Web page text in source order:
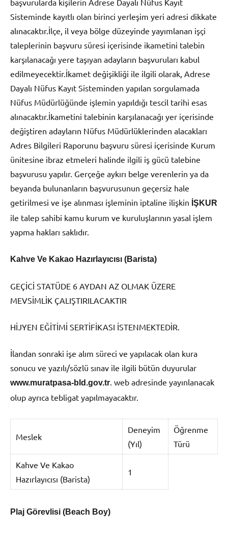
başvurularda kişilerin Adrese Dayalı Nüfus Kayıt
Sisteminde kayıtlı olan birinci yerleşim yeri adresi dikkate
alınacaktır.İlçe, il veya bölge düzeyinde yayımlanan işçi
taleplerinin başvuru süresi içerisinde ikametini talebin
karşılanacağı yere taşıyan adayların başvuruları kabul
edilmeyecektir.İkamet değişikliği ile ilgili olarak, Adrese
Dayalı Nüfus Kayıt Sisteminden yapılan sorgulamada
Nüfus Müdürlüğünde işlemin yapıldığı tescil tarihi esas
alınacaktır.İkametini talebinin karşılanacağı yer içerisinde
değiştiren adayların Nüfus Müdürlüklerinden alacakları
Adres Bilgileri Raporunu başvuru süresi içerisinde Kurum
ünitesine ibraz etmeleri halinde ilgili iş gücü talebine
başvurusu yapılır. Gerçeğe aykırı belge verenlerin ya da
beyanda bulunanların başvurusunun geçersiz hale
getirilmesi ve işe alınması işleminin iptaline ilişkin İŞKUR
ile talep sahibi kamu kurum ve kuruluşlarının yasal işlem
yapma hakları saklıdır.
Kahve Ve Kakao Hazırlayıcısı (Barista)
GEÇİCİ STATÜDE 6 AYDAN AZ OLMAK ÜZERE
MEVSİMLİK ÇALIŞTIRILACAKTIR
HİJYEN EĞİTİMİ SERTİFİKASI İSTENMEKTEDİR.
İlandan sonraki işe alım süreci ve yapılacak olan kura
sonucu ve yazılı/sözlü sınav ile ilgili bütün duyurular
www.muratpasa-bld.gov.tr. web adresinde yayınlanacak
olup ayrıca tebligat yapılmayacaktır.
Meslek
Deneyim
(Yıl)
Öğrenme
Türü
Kahve Ve Kakao
Hazırlayıcısı (Barista)
1
Plaj Görevlisi (Beach Boy)